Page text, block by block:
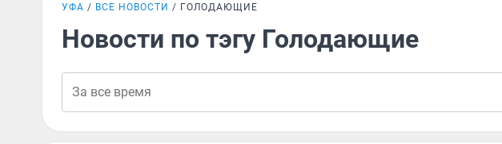
УФА ВСЕ НОВОСТИ ГОЛОДАЮЩИЕ
Новости по тэгу Голодающие